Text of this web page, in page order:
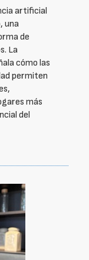
artificial
una
de
La
cómo las
permiten
más
del